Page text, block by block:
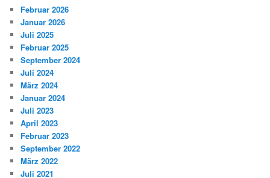
Februar 2026
Januar 2026
Juli 2025
Februar 2025
September 2024
Juli 2024
März 2024
Januar 2024
Juli 2023
April 2023
Februar 2023
September 2022
März 2022
Juli 2021